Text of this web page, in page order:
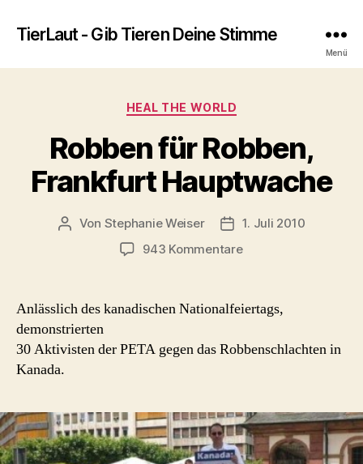
TierLaut - Gib Tieren Deine Stimme
Menü
Kategorien
HEAL THE WORLD
Robben für Robben,
Frankfurt Hauptwache
Beitragsautor
Von Stephanie Weiser Beitragsdatum
1. Juli 2010
943 Kommentarezu
Robben,
Frankfurt
Anlässlich des kanadischen Nationalfeiertags,
demonstrierten
30 Aktivisten der PETA gegen das Robbenschlachten in
Kanada.